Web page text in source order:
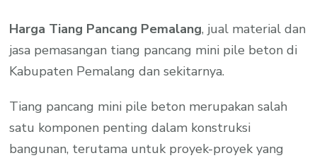
Harga Tiang Pancang Pemalang, jual material dan
jasa pemasangan tiang pancang mini pile beton di
Kabupaten Pemalang dan sekitarnya.
Tiang pancang mini pile beton merupakan salah
satu komponen penting dalam konstruksi
bangunan, terutama untuk proyek-proyek yang